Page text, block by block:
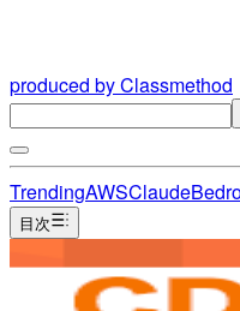
produced by Classmethod
TrendingAWSClaude
目次